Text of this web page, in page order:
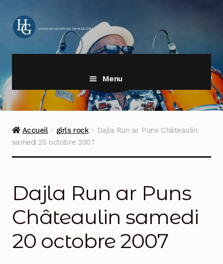
à
la
au
contenu
Menu
Accueil girls rock
Dajla Run ar Puns Châteaulin
samedi 20 octobre 2007
Dajla Run ar Puns
Châteaulin samedi
20 octobre 2007